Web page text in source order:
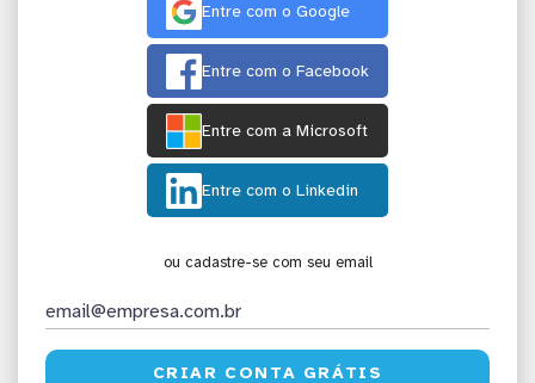
Entre com o Google
Entre com o Facebook
Entre com a Microsoft
Entre com o Linkedin
ou cadastre-se com seu email